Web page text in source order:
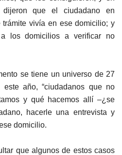
que el ciudadano en
vivía en ese domicilio; y
los domicilios a verificar no
se tiene un universo de 27
año, “ciudadanos que no
y qué hacemos allí –¿se
hacerle una entrevista y
domicilio.
que algunos de estos casos